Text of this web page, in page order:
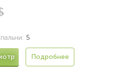
5
Подробнее